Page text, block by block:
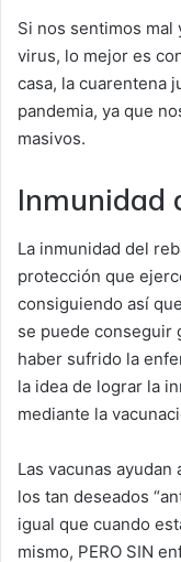
Si nos sentimos
virus, lo mejor es
casa, la cuarentena
pandemia, ya que
masivos.
Inmunidad
La inmunidad del
protección que
consiguiendo así
se puede conseguir
haber sufrido la
la idea de lograr la
mediante la
Las vacunas
los tan deseados
igual que cuando
mismo, PERO SIN